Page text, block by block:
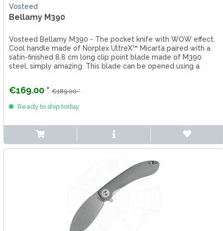
Vosteed
Bellamy M390
Vosteed Bellamy M390 - The pocket knife with WOW effect.
Cool handle made of Norplex UltreX™ Micarta paired with a
satin-finished 8.8 cm long clip point blade made of M390
steel, simply amazing. This blade can be opened using a
€169.00 * €189.00 *
Ready to ship today